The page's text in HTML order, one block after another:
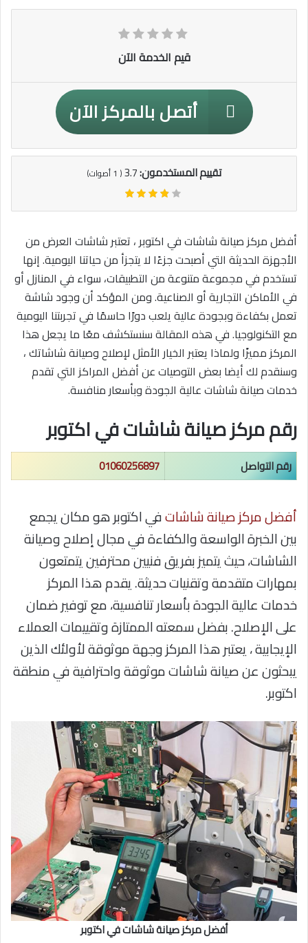
قيم الخدمة الآن
أتصل بالمركز الآن
تقييم المستخدمون:3.7
(
1أصوات)
أفضل مركز صيانة شاشات في اكتوبر ، تعتبر شاشات العرض من
الأجهزة الحديثة التي أصبحت جزءًا لا يتجزأ من حياتنا اليومية. إنها
تستخدم في مجموعة متنوعة من التطبيقات، سواء في المنازل أو
في الأماكن التجارية أو الصناعية. ومن المؤكد أن وجود شاشة
تعمل بكفاءة وبجودة عالية يلعب دورًا حاسمًا في تجربتنا اليومية
مع التكنولوجيا. في هذه المقالة سنستكشف معًا ما يجعل هذا
المركز مميزًا ولماذا يعتبر الخيار الأمثل لإصلاح وصيانة شاشاتك ،
وسنقدم لك أيضا بعض التوصيات عن أفضل المراكز التي تقدم
خدمات صيانة شاشات عالية الجودة وبأسعار منافسة.
رقم مركز صيانة شاشات في اكتوبر
رقم التواصل 01060256897
أفضل مركز صيانة شاشاتفي اكتوبر هو مكان يجمع
بين الخبرة الواسعة والكفاءة في مجال إصلاح وصيانة
الشاشات، حيث يتميز بفريق فنيين محترفين يتمتعون
بمهارات متقدمة وتقنيات حديثة. يقدم هذا المركز
خدمات عالية الجودة بأسعار تنافسية، مع توفير ضمان
على الإصلاح. بفضل سمعته الممتازة وتقييمات العملاء
الإيجابية ، يعتبر هذا المركز وجهة موثوقة لأولئك الذين
يبحثون عن صيانة شاشات موثوقة واحترافية في منطقة
اكتوبر.
أفضل مركز صيانة شاشات في اكتوبر